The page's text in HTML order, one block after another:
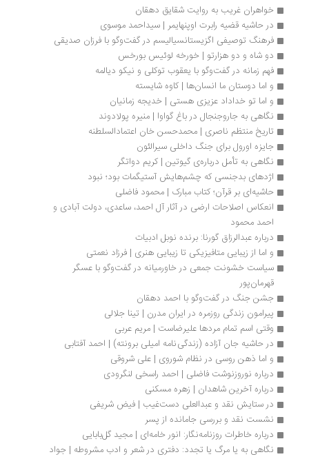
خواهران غریب به روایت شقایق دهقان
در حاشیه قضیه رابرت اوپنهایمر | سیداحمد موسوی
فرهنگ توصیفی اگزیستانسیالیسم در گفت‌وگو با فرزان صدیقی
دو شاه و دو هزارتو | خورخه لوئیس بورخس
فهم زمانه در گفت‌وگو با یعقوب توکلی و نیکو دیالمه
و اما دوستان ما انسان‌ها | کاوه شایسته
و اما تو خداداد عزیزی هستی | خدیجه زمانیان
نگاهی به جاروجنجال در باغ گواوا | منیره پولادوند
تاریخ منتظم ناصری | محمدحسن خان اعتمادالسلطنه
جایزه اورول برای جنگ داخلی سیرالئون
نگاهی به تأمل درباره‌ی گیوتین | کریم دواتگر
اژدهای بدجنسی که چشم‌هایش آستیگمات بود؛ نبود
حاشیه‌ای بر قرآن؛ کتاب مبارک | محمود فاضلی
انعکاس اصلاحات ارضی در آثار آل احمد، ساعدی، دولت ‌آبادی و
احمد محمود
درباره عبدالرزاق گورنا: برنده نوبل ادبیات
و اما از زیبایی متافیزیکی تا زیبایی هنری | فرزاد نعمتی
سیاست خشونت جمعی در خاورمیانه در گفت‌وگو با عسگر
قهرمان‌پور
جشن جنگ در گفت‌وگو با احمد دهقان
پیرامون زندگی روزمره در ایران مدرن | تینا جلالی
وقتی اسم تمام مردها علیرضاست | مریم عربی
در حاشیه جان آزاده (زندگی نامه امیلی برونته) | احمد آفتابی
و اما ذهن روسی در نظام شوروی | علی شروقی
درباره نوروزنوشت فاضلی | احمد راسخی لنگرودی
درباره آخرین شاهدان | زهره مسکنی
در ستایش نقد و عبدالعلی دست‌غیب | فیض شریفی
نشست نقد و بررسی جامانده از پسر
درباره خاطرات روزنامه‌نگار: انور خامه‌ای | مجید گل‌بابایی
نگاهی به یا مرگ یا تجدد: دفتری در شعر و ادب مشروطه | جواد